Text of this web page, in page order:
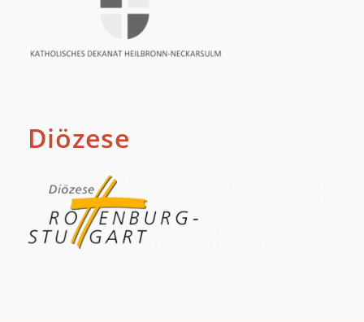
Diözese